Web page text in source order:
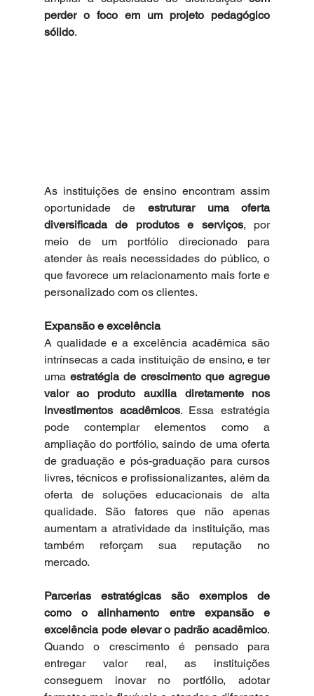
perder o foco em um projeto pedagógico
sólido.
As instituições de ensino encontram assim
oportunidade de estruturar uma oferta
diversificada de produtos e serviços, por
meio de um portfólio direcionado para
atender às reais necessidades do público, o
que favorece um relacionamento mais forte e
personalizado com os clientes.
Expansão e excelência
A qualidade e a excelência acadêmica são
intrínsecas a cada instituição de ensino, e ter
uma estratégia de crescimento que agregue
valor ao produto auxilia diretamente nos
investimentos acadêmicos. Essa estratégia
pode contemplar elementos como a
ampliação do portfólio, saindo de uma oferta
de graduação e pós-graduação para cursos
livres, técnicos e profissionalizantes, além da
oferta de soluções educacionais de alta
qualidade. São fatores que não apenas
aumentam a atratividade da instituição, mas
também reforçam sua reputação no
mercado.
Parcerias estratégicas são exemplos de
como o alinhamento entre expansão e
excelência pode elevar o padrão acadêmico.
Quando o crescimento é pensado para
entregar valor real, as instituições
conseguem inovar no portfólio, adotar